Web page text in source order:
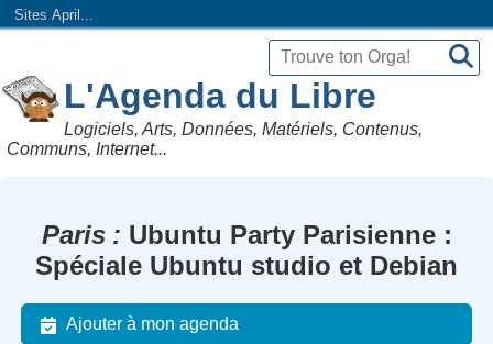
Sites April...
L'Agenda du Libre
Logiciels, Arts, Données, Matériels, Contenus,
Communs, Internet...
Paris
Ubuntu Party Parisienne :
Spéciale Ubuntu studio et Debian
Ajouter à mon agenda